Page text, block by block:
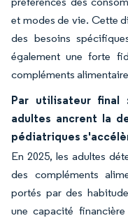
et modes de vie. Cette
des besoins
également une forte
compléments
Par utilisateur final
adultes ancrent la
pédiatriques
En 2025, les adultes
des compléments
portés par des
une capacité